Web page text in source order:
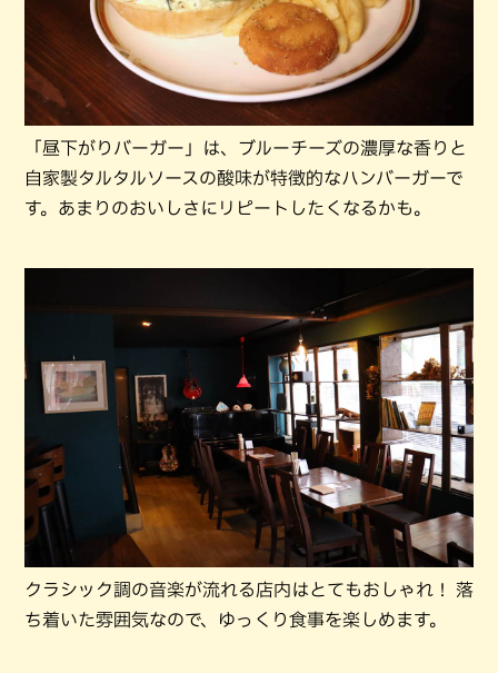
「昼下がりバーガー」は、ブルーチーズの濃厚な香りと
自家製タルタルソースの酸味が特徴的なハンバーガーで
す。あまりのおいしさにリピートしたくなるかも。
クラシック調の音楽が流れる店内はとてもおしゃれ！ 落
ち着いた雰囲気なので、ゆっくり食事を楽しめます。